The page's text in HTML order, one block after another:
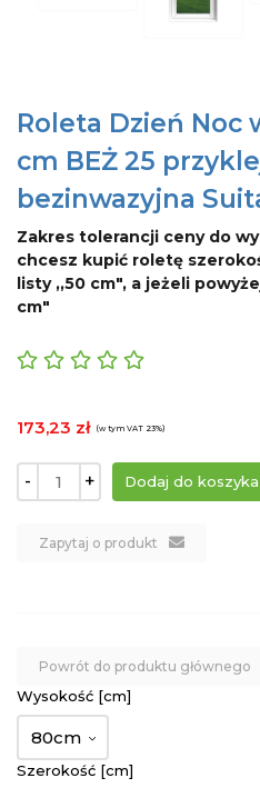
Roleta Dzień Noc
cm BEŻ 25
bezinwazyjna
Zakres tolerancji ceny do
chcesz kupić roletę
listy ,,50 cm", a jeżeli
cm"
173,23 zł (w tym VAT 23%)
- +
Zapytaj o produkt
Powrót do produktu głównego
Wysokość [cm]
80cm
Szerokość [cm]